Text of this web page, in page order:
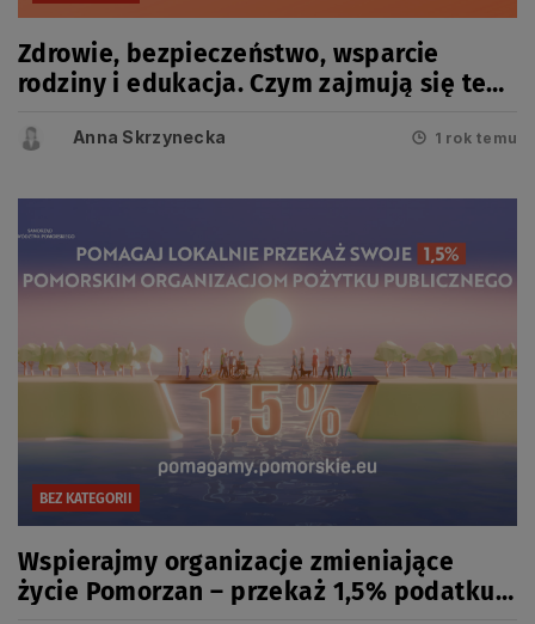
Zdrowie, bezpieczeństwo, wsparcie
rodziny i edukacja. Czym zajmują się te
Anna Skrzynecka 1 rok temu
BEZ KATEGORII
Wspierajmy organizacje zmieniające
życie Pomorzan – przekaż 1,5% podatku